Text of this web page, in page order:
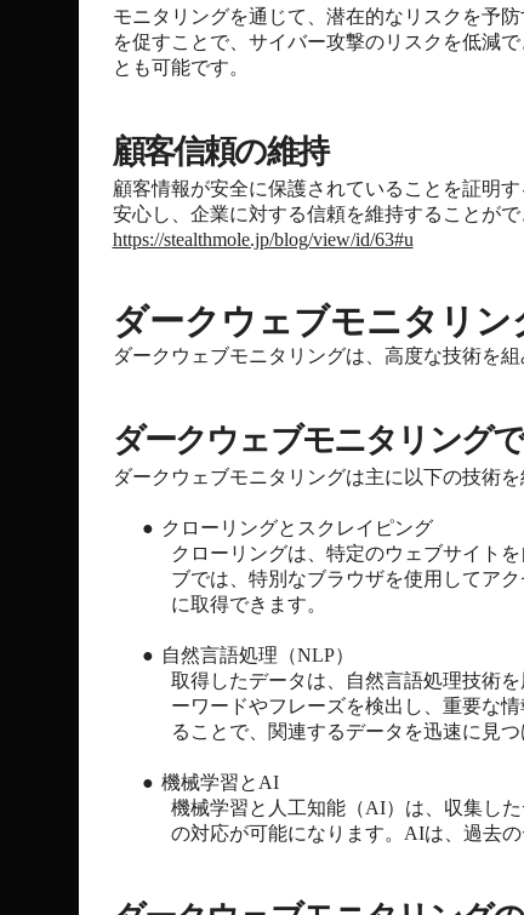
モニタリングを通じて、潜在的なリスクを予
を促すことで、サイバー攻撃のリスクを低減
とも可能です。
顧客信頼の維持
顧客情報が安全に保護されていることを証明
安心し、企業に対する信頼を維持することが
https://stealthmole.jp/blog/view/id/63#u
ダークウェブモニタリン
ダークウェブモニタリングは、高度な技術を
ダークウェブモニタリング
ダークウェブモニタリングは主に以下の技術
● クローリングとスクレイピング
クローリングは、特定のウェブサイト
ブでは、特別なブラウザを使用してア
に取得できます。
● 自然言語処理（NLP）
取得したデータは、自然言語処理技術
ーワードやフレーズを検出し、重要な
ることで、関連するデータを迅速に見つ
● 機械学習とAI
機械学習と人工知能（AI）は、収集し
の対応が可能になります。AIは、過去